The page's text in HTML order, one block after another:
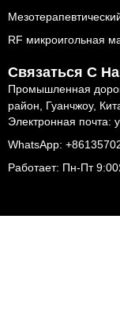
RF микроигольная
Связаться С
Промышленная
район, Гуанчжоу,
Электронная почта:
WhatsApp:
Работает: Пн-Пт